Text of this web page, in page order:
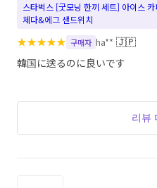
스타벅스 [굿모닝 한끼 세트] 아이스
체다&에그 샌드위치
★★★★★ 구매자 ha** 🇯🇵
韓国に送るのに良いです
리뷰